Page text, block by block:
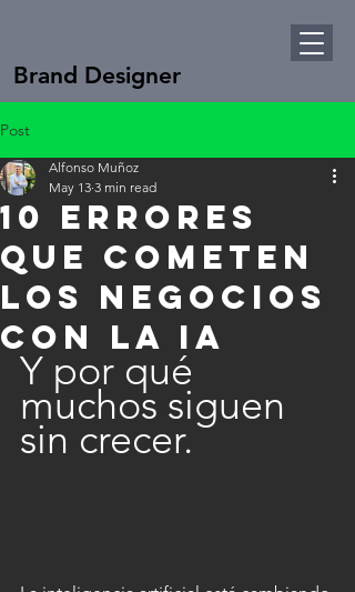
Brand Designer
Post
10 errores
que COMETEN
los negocios
con la IA
Alfonso Muñoz
May 13 3 min read
Y por qué
muchos siguen
sin crecer.